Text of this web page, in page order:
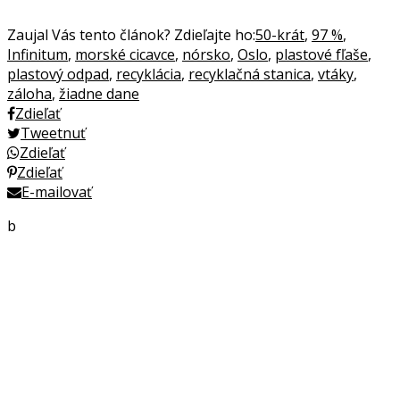
Zaujal Vás tento článok? Zdieľajte ho:50-krát, 97 %,
Infinitum, morské cicavce, nórsko, Oslo, plastové fľaše,
plastový odpad, recyklácia, recyklačná stanica, vtáky,
záloha, žiadne dane
Zdieľať
Tweetnuť
Zdieľať
Zdieľať
E-mailovať
b